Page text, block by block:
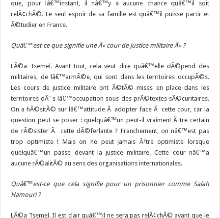
que, pour lâ€™instant, il nâ€™y a aucune chance quâ€™il soit
relÃ¢chÃ©. Le seul espoir de sa famille est quâ€™il puisse partir et
Ã©tudier en France.
Quâ€™est-ce que signifie une Â« cour de justice militaire Â» ?
LÃ©a Tsemel. Avant tout, cela veut dire quâ€™elle dÃ©pend des
militaires, de lâ€™armÃ©e, qui sont dans les territoires occupÃ©s.
Les cours de justice militaire ont Ã©tÃ© mises en place dans les
territoires dÃ¨s lâ€™occupation sous des prÃ©textes sÃ©curitaires.
On a hÃ©sitÃ© sur lâ€™attitude Ã adopter face Ã cette cour, car la
question peut se poser : quelquâ€™un peut-il vraiment Ãªtre certain
de rÃ©sister Ã cette dÃ©ferlante ? Franchement, on nâ€™est pas
trop optimiste ! Mais on ne peut jamais Ãªtre optimiste lorsque
quelquâ€™un passe devant la justice militaire. Cette cour nâ€™a
aucune rÃ©alitÃ© au sens des organisations internationales.
Quâ€™est-ce que cela signifie pour un prisonnier comme Salah
Hamouri ?
LÃ©a Tsemel. Il est clair quâ€™il ne sera pas relÃ¢chÃ© avant que le